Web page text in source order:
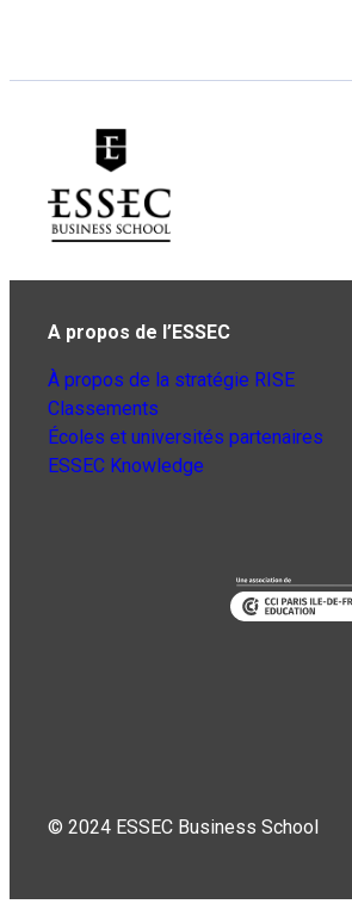
A propos de l’ESSEC
À propos de la stratégie RISE
Classements
Écoles et universités partenaires
ESSEC Knowledge
© 2024 ESSEC Business School